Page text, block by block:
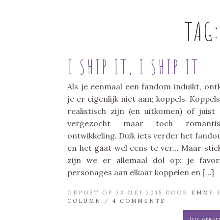
I SHIP IT, I SHIP IT
Als je eenmaal een fandom induikt,
je er eigenlijk niet aan; koppels.
realistisch zijn (en uitkomen) of juist
vergezocht maar toch
ontwikkeling. Duik iets verder het
en het gaat wel eens te ver… Maar
zijn we er allemaal dol op: je
personages aan elkaar koppelen en […]
GEPOST OP 23 MEI 2015 DOOR EMMY
COLUMN
/ 4 COMMENTS